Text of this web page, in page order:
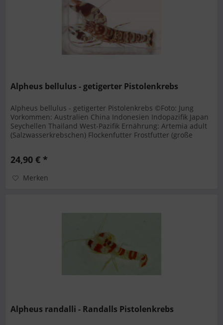
Alpheus bellulus - getigerter Pistolenkrebs
Alpheus bellulus - getigerter Pistolenkrebs ©Foto: Jung
Vorkommen: Australien China Indonesien Indopazifik Japan
Seychellen Thailand West-Pazifik Ernährung: Artemia adult
(Salzwasserkrebschen) Flockenfutter Frostfutter (große
24,90 € *
Merken
Alpheus randalli - Randalls Pistolenkrebs